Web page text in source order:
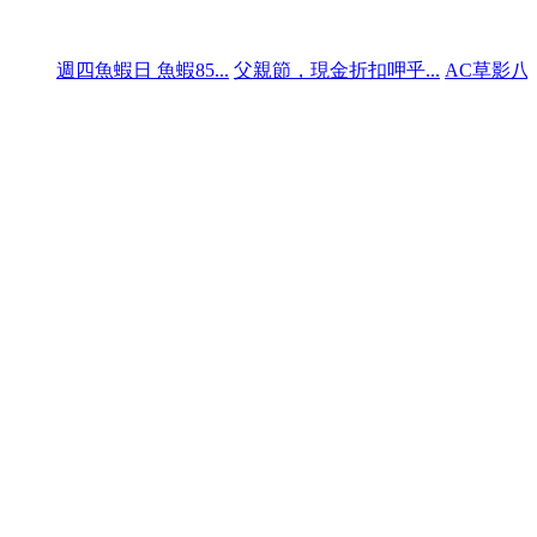
魚蝦日 魚蝦85... 父親節，現金折扣呷乎... AC草影八月份行事